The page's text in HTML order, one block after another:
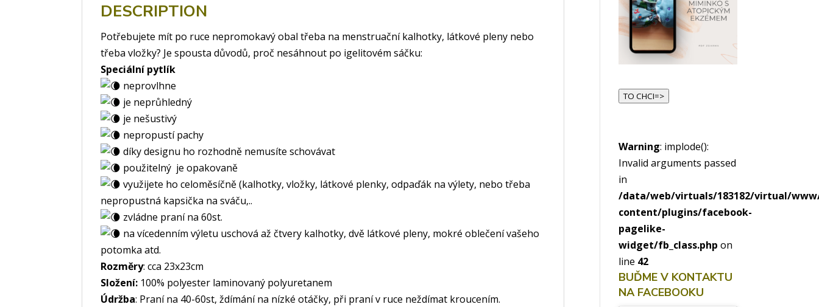
DESCRIPTION
Potřebujete mít po ruce nepromokavý obal třeba na menstruační kalhotky, látkové pleny nebo
třeba vložky? Je spousta důvodů, proč nesáhnout po igelitovém sáčku:
Speciální pytlík
neprovlhne
je neprůhledný
je nešustivý
nepropustí pachy
díky designu ho rozhodně nemusíte schovávat
použitelný je opakovaně
využijete ho celoměsíčně (kalhotky, vložky, látkové plenky, odpaďák na výlety, nebo třeba
nepropustná kapsička na sváču,..
zvládne praní na 60st.
na vícedenním výletu uschová až čtvery kalhotky, dvě látkové pleny, mokré oblečení vašeho
potomka atd.
Rozměry: cca 23x23cm
Složení: 100% polyester laminovaný polyuretanem
Údržba: Praní na 40-60st, ždímání na nízké otáčky, při praní v ruce neždímat kroucením.
TO CHCI=>
Warning: implode():
Invalid arguments passed
in
/data/web/virtuals/183182/virtual/
content/plugins/facebook-
pagelike-
widget/fb_class.php on
line 42
BUĎME V KONTAKTU
NA FACEBOOKU